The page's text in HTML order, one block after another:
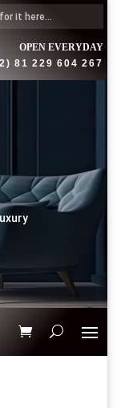
OPEN EVERYDAY
81 229 604 267